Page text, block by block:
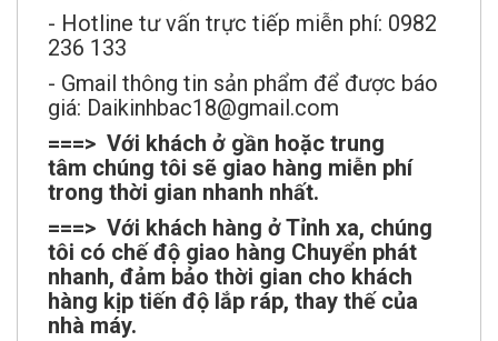
- Hotline tư vấn trực tiếp miễn phí: 0982
236 133
- Gmail thông tin sản phẩm để được báo
giá: Daikinhbac18@gmail.com
===> Với khách ở gần hoặc trung
tâm chúng tôi sẽ giao hàng miễn phí
trong thời gian nhanh nhất.
===> Với khách hàng ở Tỉnh xa, chúng
tôi có chế độ giao hàng Chuyển phát
nhanh, đảm bảo thời gian cho khách
hàng kịp tiến độ lắp ráp, thay thế của
nhà máy.